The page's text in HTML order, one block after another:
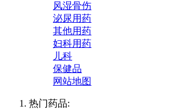
风湿骨伤
泌尿用药
其他用药
妇科用药
儿科
保健品
网站地图
热门药品: